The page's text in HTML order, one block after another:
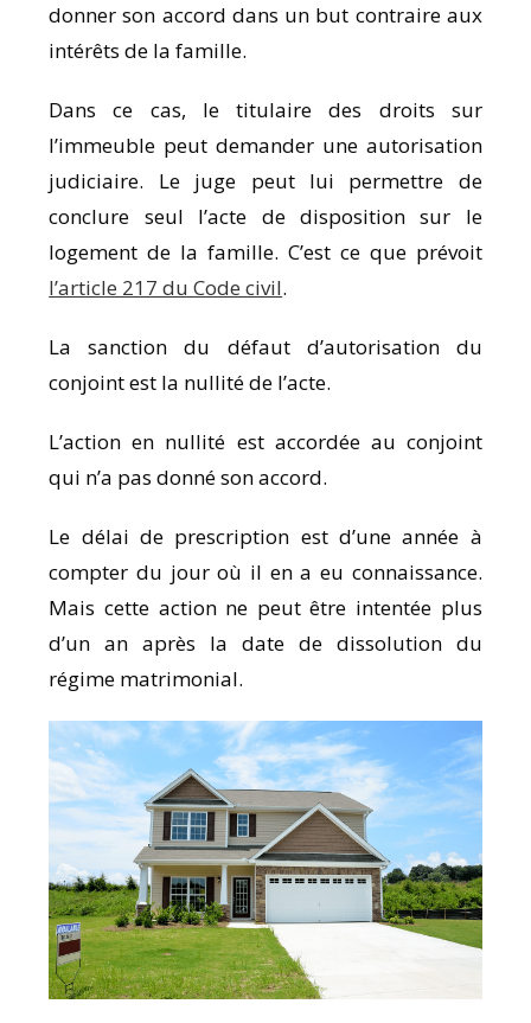
donner son accord dans un but contraire aux
intérêts de la famille.
Dans ce cas, le titulaire des droits sur
l’immeuble peut demander une autorisation
judiciaire. Le juge peut lui permettre de
conclure seul l’acte de disposition sur le
logement de la famille. C’est ce que prévoit
l’article 217 du Code civil.
La sanction du défaut d’autorisation du
conjoint est la nullité de l’acte.
L’action en nullité est accordée au conjoint
qui n’a pas donné son accord.
Le délai de prescription est d’une année à
compter du jour où il en a eu connaissance.
Mais cette action ne peut être intentée plus
d’un an après la date de dissolution du
régime matrimonial.